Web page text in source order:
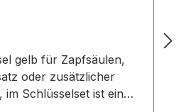
gelb für Zapfsäulen,
oder zusätzlicher
im Schlüsselset ist ein